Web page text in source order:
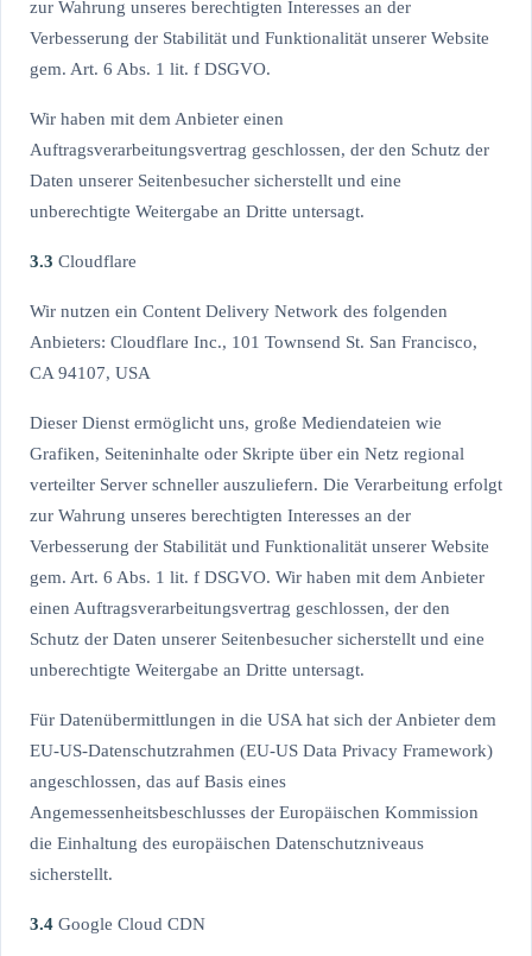
zur Wahrung unseres berechtigten Interesses an der
Verbesserung der Stabilität und Funktionalität unserer Website
gem. Art. 6 Abs. 1 lit. f DSGVO.
Wir haben mit dem Anbieter einen
Auftragsverarbeitungsvertrag geschlossen, der den Schutz der
Daten unserer Seitenbesucher sicherstellt und eine
unberechtigte Weitergabe an Dritte untersagt.
3.3 Cloudflare
Wir nutzen ein Content Delivery Network des folgenden
Anbieters: Cloudflare Inc., 101 Townsend St. San Francisco,
CA 94107, USA
Dieser Dienst ermöglicht uns, große Mediendateien wie
Grafiken, Seiteninhalte oder Skripte über ein Netz regional
verteilter Server schneller auszuliefern. Die Verarbeitung erfolgt
zur Wahrung unseres berechtigten Interesses an der
Verbesserung der Stabilität und Funktionalität unserer Website
gem. Art. 6 Abs. 1 lit. f DSGVO. Wir haben mit dem Anbieter
einen Auftragsverarbeitungsvertrag geschlossen, der den
Schutz der Daten unserer Seitenbesucher sicherstellt und eine
unberechtigte Weitergabe an Dritte untersagt.
Für Datenübermittlungen in die USA hat sich der Anbieter dem
EU-US-Datenschutzrahmen (EU-US Data Privacy Framework)
angeschlossen, das auf Basis eines
Angemessenheitsbeschlusses der Europäischen Kommission
die Einhaltung des europäischen Datenschutzniveaus
sicherstellt.
3.4 Google Cloud CDN